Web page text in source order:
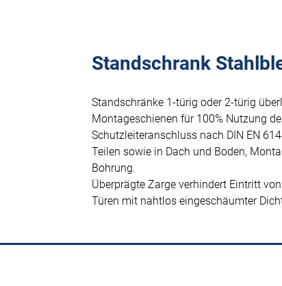
Standschrank
Standschränke 1-türig oder 2-türig
Montageschienen für 100% Nutzung
Schutzleiteranschluss nach DIN EN
Teilen sowie in Dach und Boden,
Bohrung.
Überprägte Zarge verhindert Eintritt
Türen mit nahtlos eingeschäumter